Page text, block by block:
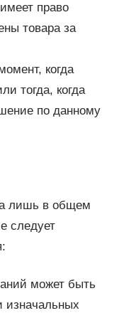
право
товара за
когда
тогда, когда
по данному
лишь в общем
следует
может быть
изначальных